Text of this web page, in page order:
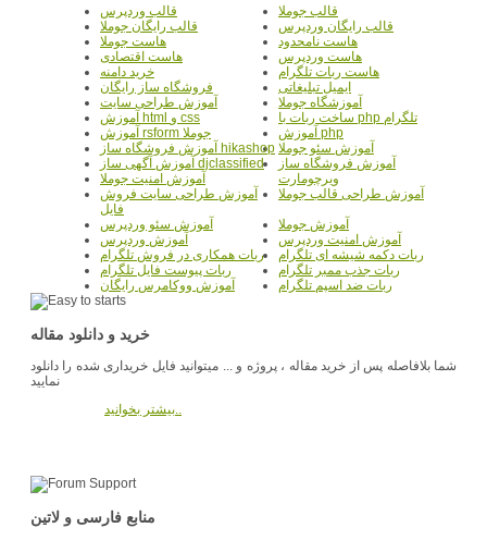
قالب جوملا
قالب وردپرس
قالب رایگان وردپرس
قالب رایگان جوملا
هاست نامحدود
هاست جوملا
هاست وردپرس
هاست اقتصادی
هاست ربات تلگرام
خرید دامنه
ایمیل تبلیغاتی
فروشگاه ساز رایگان
آموزشگاه جوملا
آموزش طراحی سایت
ساخت ربات با php تلگرام
آموزش html و css
آموزش php
آموزش rsform جوملا
آموزش سئو جوملا آموزش فروشگاه ساز hikashop
آموزش فروشگاه ساز
ویرچومارت
آموزش آگهی ساز djclassified
آموزش امنیت جوملا
آموزش طراحی قالب جوملا
آموزش طراحی سایت فروش
فایل
آموزش جوملا
آموزش سئو وردپرس
آموزش امنیت وردپرس
آموزش وردپرس
ربات دکمه شیشه ای تلگرام
ربات همکاری در فروش تلگرام
ربات جذب ممبر تلگرام
ربات پیوست فایل تلگرام
ربات ضد اسپم تلگرام
آموزش ووکامرس رایگان
خرید و دانلود مقاله
شما بلافاصله پس از خرید مقاله ، پروژه و ... میتوانید فایل خریداری شده را دانلود
نمایید
بیشتر بخوانید..
منابع فارسی و لاتین